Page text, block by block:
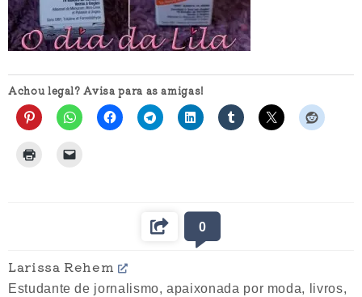
Achou legal? Avisa para as amigas!
0
Larissa Rehem
Estudante de jornalismo, apaixonada por moda, livros,